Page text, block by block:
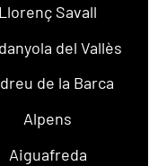
Llorenç Savall
del Vallès
de la Barca
Alpens
Aiguafreda